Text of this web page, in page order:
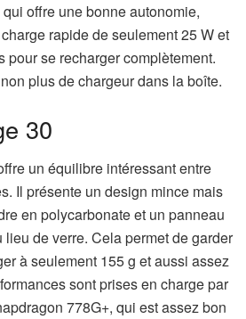
offre une bonne autonomie,
rapide de seulement 25 W et
pour se recharger complètement.
plus de chargeur dans la boîte.
30
un équilibre intéressant entre
Il présente un design mince mais
en polycarbonate et un panneau
de verre. Cela permet de garder
à seulement 155 g et aussi assez
sont prises en charge par
778G+, qui est assez bon